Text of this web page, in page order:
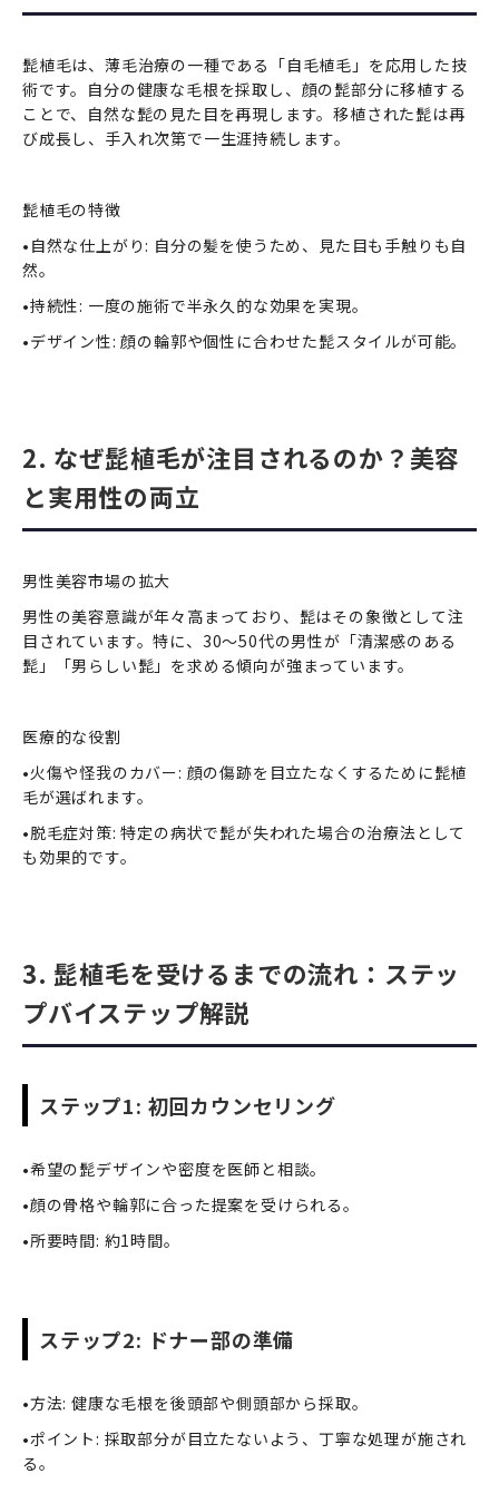
髭植毛は、薄毛治療の一種である「自毛植毛」を応用した技
術です。自分の健康な毛根を採取し、顔の髭部分に移植する
ことで、自然な髭の見た目を再現します。移植された髭は再
び成長し、手入れ次第で一生涯持続します。
髭植毛の特徴
•自然な仕上がり: 自分の髪を使うため、見た目も手触りも自
然。
•持続性: 一度の施術で半永久的な効果を実現。
•デザイン性: 顔の輪郭や個性に合わせた髭スタイルが可能。
2. なぜ髭植毛が注目されるのか？美容
と実用性の両立
男性美容市場の拡大
男性の美容意識が年々高まっており、髭はその象徴として注
目されています。特に、30〜50代の男性が「清潔感のある
髭」「男らしい髭」を求める傾向が強まっています。
医療的な役割
•火傷や怪我のカバー: 顔の傷跡を目立たなくするために髭植
毛が選ばれます。
•脱毛症対策: 特定の病状で髭が失われた場合の治療法として
も効果的です。
3. 髭植毛を受けるまでの流れ：ステッ
プバイステップ解説
ステップ1: 初回カウンセリング
•希望の髭デザインや密度を医師と相談。
•顔の骨格や輪郭に合った提案を受けられる。
•所要時間: 約1時間。
ステップ2: ドナー部の準備
•方法: 健康な毛根を後頭部や側頭部から採取。
•ポイント: 採取部分が目立たないよう、丁寧な処理が施され
る。